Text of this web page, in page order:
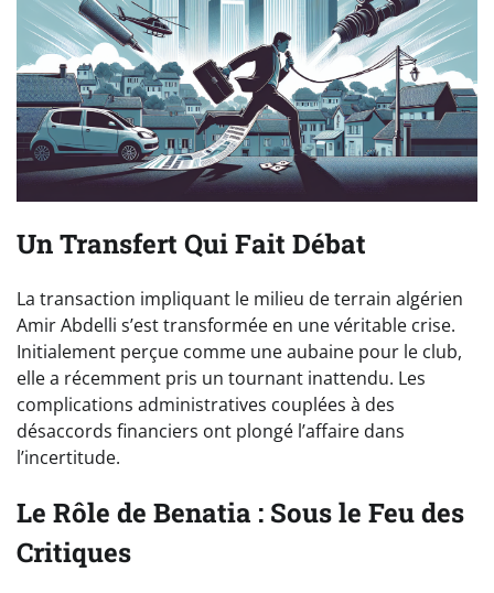
Un Transfert Qui Fait Débat
La transaction impliquant le milieu de terrain algérien
Amir Abdelli s’est transformée en une véritable crise.
Initialement perçue comme une aubaine pour le club,
elle a récemment pris un tournant inattendu. Les
complications administratives couplées à des
désaccords financiers ont plongé l’affaire dans
l’incertitude.
Le Rôle de Benatia : Sous le Feu des
Critiques